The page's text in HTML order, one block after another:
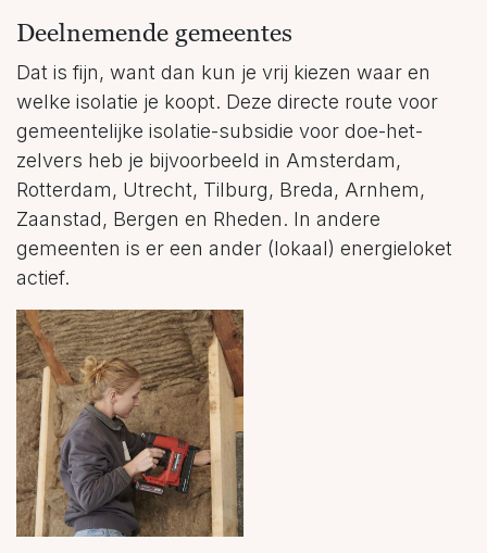
Deelnemende gemeentes
Dat is fijn, want dan kun je vrij kiezen waar en
welke isolatie je koopt. Deze directe route voor
gemeentelijke isolatie-subsidie voor doe-het-
zelvers heb je bijvoorbeeld in Amsterdam,
Rotterdam, Utrecht, Tilburg, Breda, Arnhem,
Zaanstad, Bergen en Rheden. In andere
gemeenten is er een ander (lokaal) energieloket
actief.